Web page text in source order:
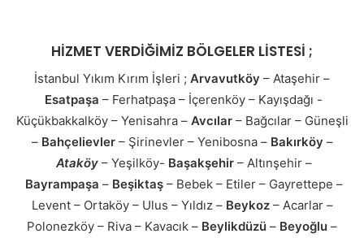
HİZMET VERDİĞİMİZ BÖLGELER LİSTESİ ;
İstanbul Yıkım Kırım İşleri ; Arvavutköy – Ataşehir –
Esatpaşa – Ferhatpaşa – İçerenköy – Kayışdağı -
Küçükbakkalköy – Yenisahra – Avcılar– Bağcılar – Güneşli
– Bahçelievler– Şirinevler – Yenibosna – Bakırköy –
Ataköy – Yeşilköy- Başakşehir– Altınşehir –
Bayrampaşa – Beşiktaş– Bebek – Etiler – Gayrettepe –
Levent – Ortaköy – Ulus – Yıldız – Beykoz– Acarlar –
Polonezköy – Riva – Kavacık – Beylikdüzü – Beyoğlu –